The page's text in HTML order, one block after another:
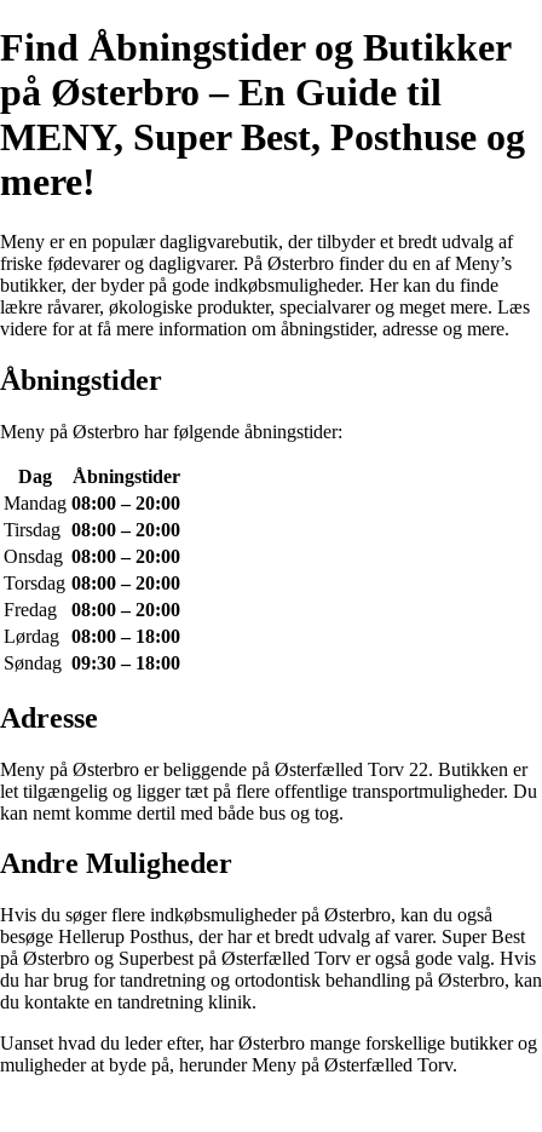
Find Åbningstider og Butikker
på Østerbro – En Guide til
MENY, Super Best, Posthuse og
mere!
Meny er en populær dagligvarebutik, der tilbyder et bredt udvalg af
friske fødevarer og dagligvarer. På Østerbro finder du en af Meny’s
butikker, der byder på gode indkøbsmuligheder. Her kan du finde
lækre råvarer, økologiske produkter, specialvarer og meget mere. Læs
videre for at få mere information om åbningstider, adresse og mere.
Åbningstider
Meny på Østerbro har følgende åbningstider:
Dag
Åbningstider
Mandag 08:00 – 20:00
Tirsdag 08:00 – 20:00
Onsdag 08:00 – 20:00
Torsdag 08:00 – 20:00
Fredag
08:00 – 20:00
Lørdag 08:00 – 18:00
Søndag 09:30 – 18:00
Adresse
Meny på Østerbro er beliggende på Østerfælled Torv 22. Butikken er
let tilgængelig og ligger tæt på flere offentlige transportmuligheder. Du
kan nemt komme dertil med både bus og tog.
Andre Muligheder
Hvis du søger flere indkøbsmuligheder på Østerbro, kan du også
besøge Hellerup Posthus, der har et bredt udvalg af varer. Super Best
på Østerbro og Superbest på Østerfælled Torv er også gode valg. Hvis
du har brug for tandretning og ortodontisk behandling på Østerbro, kan
du kontakte en tandretning klinik.
Uanset hvad du leder efter, har Østerbro mange forskellige butikker og
muligheder at byde på, herunder Meny på Østerfælled Torv.